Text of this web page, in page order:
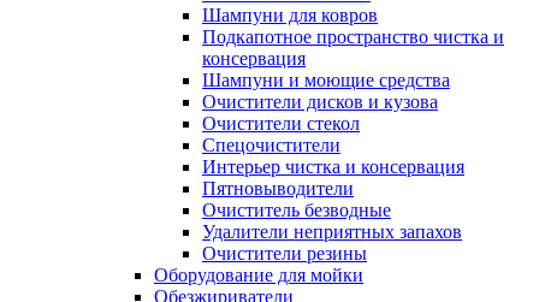
Шампуни для ковров
Подкапотное пространство чистка и
консервация
Шампуни и моющие средства
Очистители дисков и кузова
Очистители стекол
Спецочистители
Интерьер чистка и консервация
Пятновыводители
Очиститель безводные
Удалители неприятных запахов
Очистители резины
Оборудование для мойки
Обезжириватели